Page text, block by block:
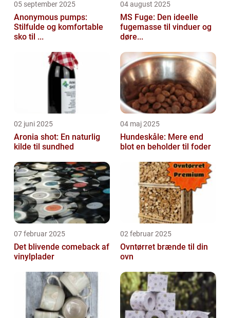
05 september 2025
Anonymous pumps:
Stilfulde og komfortable
sko til ...
04 august 2025
MS Fuge: Den ideelle
fugemasse til vinduer og
døre...
02 juni 2025
Aronia shot: En naturlig
kilde til sundhed
04 maj 2025
Hundeskåle: Mere end
blot en beholder til foder
07 februar 2025
Det blivende comeback af
vinylplader
02 februar 2025
Ovntørret brænde til din
ovn